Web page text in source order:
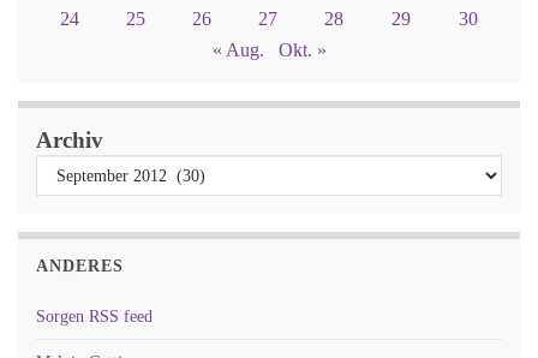
24
25 26 27 28 29
30
« Aug.
Okt. »
Archiv
ANDERES
Sorgen RSS feed